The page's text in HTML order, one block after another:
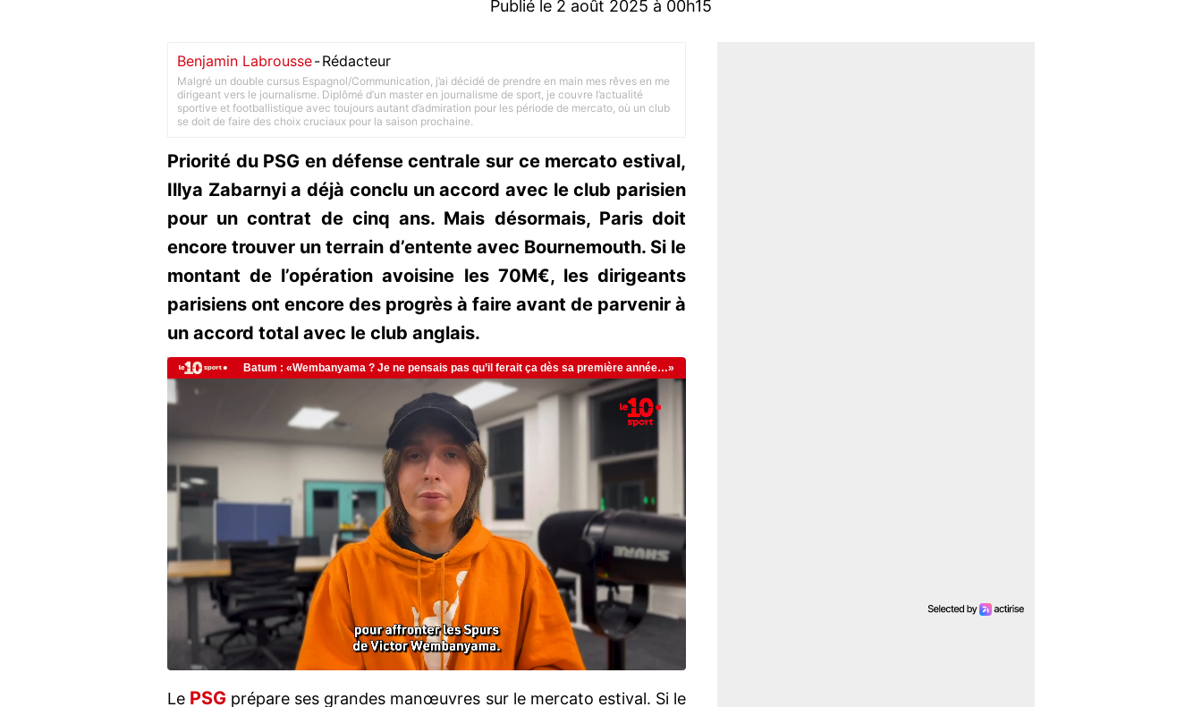
Publié le 2 août 2025 à 00h15
Benjamin Labrousse-Rédacteur
Malgré un double cursus Espagnol/Communication, j’ai décidé de prendre en main mes rêves en me
dirigeant vers le journalisme. Diplômé d’un master en journalisme de sport, je couvre l’actualité
sportive et footballistique avec toujours autant d’admiration pour les période de mercato, où un club
se doit de faire des choix cruciaux pour la saison prochaine.
Priorité du PSG en défense centrale sur ce mercato estival,
Illya Zabarnyi a déjà conclu un accord avec le club parisien
pour un contrat de cinq ans. Mais désormais, Paris doit
encore trouver un terrain d’entente avec Bournemouth. Si le
montant de l’opération avoisine les 70M€, les dirigeants
parisiens ont encore des progrès à faire avant de parvenir à
un accord total avec le club anglais.
Le PSG prépare ses grandes manœuvres sur le mercato estival. Si le